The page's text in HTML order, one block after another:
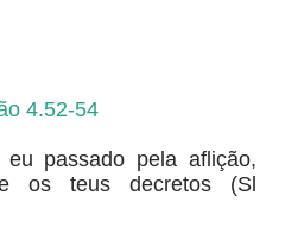
4.52-54
passado pela aflição,
os teus decretos (Sl